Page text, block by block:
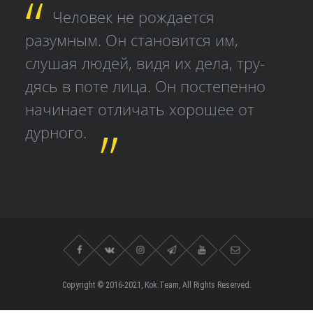
Человек не рождается
разумным. Он становится им,
слушая людей, видя их дела, тру­
дясь в поте лица. Он постепенно
начинает отличать хорошее от
дурного.
Copyright © 2016-2021, Kok.Team, All Rights Reserved.